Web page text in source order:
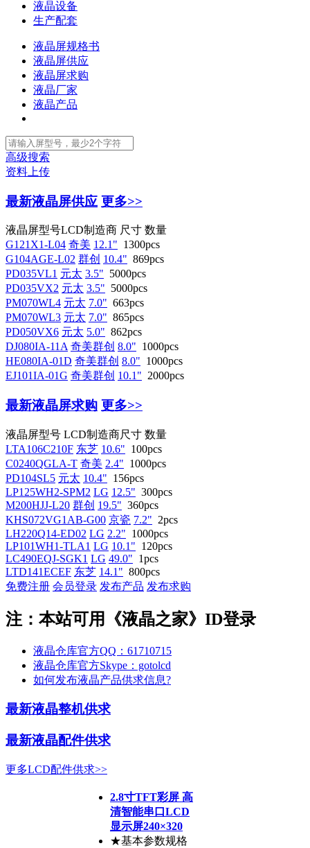
液晶设备
生产配套
液晶屏规格书
液晶屏供应
液晶屏求购
液晶厂家
液晶产品
高级搜索
资料上传
最新液晶屏供应 更多>>
液晶屏型号LCD制造商 尺寸 数量
G121X1-L04 奇美 12.1" 1300pcs
G104AGE-L02 群创 10.4" 869pcs
PD035VL1 元太 3.5" 5000pcs
PD035VX2 元太 3.5" 5000pcs
PM070WL4 元太 7.0" 663pcs
PM070WL3 元太 7.0" 865pcs
PD050VX6 元太 5.0" 862pcs
DJ080IA-11A 奇美群创 8.0" 1000pcs
HE080IA-01D 奇美群创 8.0" 1000pcs
EJ101IA-01G 奇美群创 10.1" 2000pcs
最新液晶屏求购 更多>>
液晶屏型号 LCD制造商尺寸 数量
LTA106C210F 东芝 10.6" 100pcs
C0240QGLA-T 奇美 2.4" 1000pcs
PD104SL5 元太 10.4" 156pcs
LP125WH2-SPM2 LG 12.5" 300pcs
M200HJJ-L20 群创 19.5" 360pcs
KHS072VG1AB-G00 京瓷 7.2" 2pcs
LH220Q14-ED02 LG 2.2" 1000pcs
LP101WH1-TLA1 LG 10.1" 120pcs
LC490EQJ-SGK1 LG 49.0" 1pcs
LTD141ECEF 东芝 14.1" 800pcs
免费注册 会员登录 发布产品 发布求购
注：本站可用《液晶之家》ID登录
液晶仓库官方QQ：61710715
液晶仓库官方Skype：gotolcd
如何发布液晶产品供求信息?
最新液晶整机供求
最新液晶配件供求
更多LCD配件供求>>
2.8寸TFT彩屏 高
清智能串口LCD
显示屏240×320
★基本参数规格